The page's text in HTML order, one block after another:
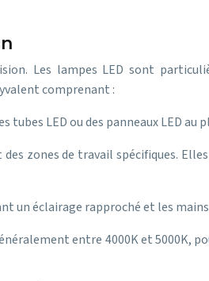
Les lampes LED sont
comprenant :
LED ou des panneaux LED
zones de travail spécifiques.
un éclairage rapproché et les
entre 4000K et 5000K,